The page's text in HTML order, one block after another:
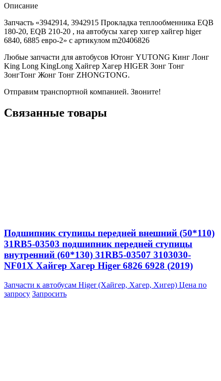
Описание
Запчасть «3942914, 3942915 Прокладка теплообменника EQB
180-20, EQB 210-20 , на автобусы хагер хигер хайгер higer
6840, 6885 евро-2» с артикулом m20406826
Любые запчасти для автобусов Ютонг YUTONG Кинг Лонг
King Long KingLong Хайгер Хагер HIGER Зонг Тонг
ЗонгТонг Жонг Тонг ZHONGTONG.
Отправим транспортной компанией. Звоните!
Связанные товары
Подшипник ступицы передней внешний (50*110)
31RB5-03503 подшипник передней ступицы
внутренний (60*130) 31RB5-03507 3103030-
NF01X Хайгер Хагер Higer 6826 6928 (2019)
Запчасти к автобусам Higer (Хайгер, Хагер, Хигер) Цена по
запросу Запросить